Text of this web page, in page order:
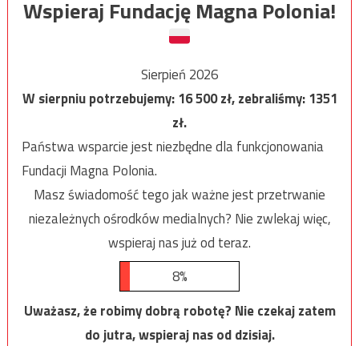
Wspieraj Fundację Magna Polonia!
Sierpień 2026
W sierpniu potrzebujemy:16 500zł, zebraliśmy:1351
zł.
Państwa wsparcie jest niezbędne dla funkcjonowania
Fundacji Magna Polonia.
Masz świadomość tego jak ważne jest przetrwanie
niezależnych ośrodków medialnych? Nie zwlekaj więc,
wspieraj nas już od teraz.
8%
Uważasz, że robimy dobrą robotę? Nie czekaj zatem
do jutra, wspieraj nas od dzisiaj.